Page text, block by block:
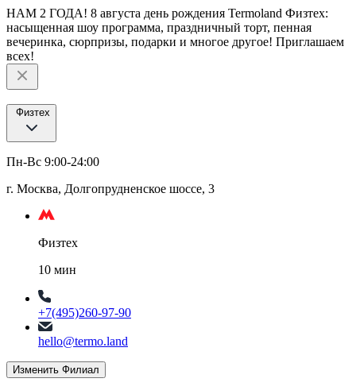
НАМ 2 ГОДА! 8 августа день рождения Termoland Физтех:
насыщенная шоу программа, праздничный торт, пенная
вечеринка, сюрпризы, подарки и многое другое! Приглашаем
всех!
Физтех
Пн-Вс 9:00-24:00
г. Москва, Долгопрудненское шоссе, 3
Физтех
10 мин
+7(495)260-97-90
hello@termo.land
Изменить Филиал